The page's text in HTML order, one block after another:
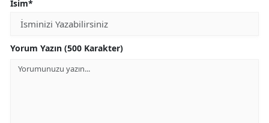
İsim*
Yorum Yazın (500 Karakter)